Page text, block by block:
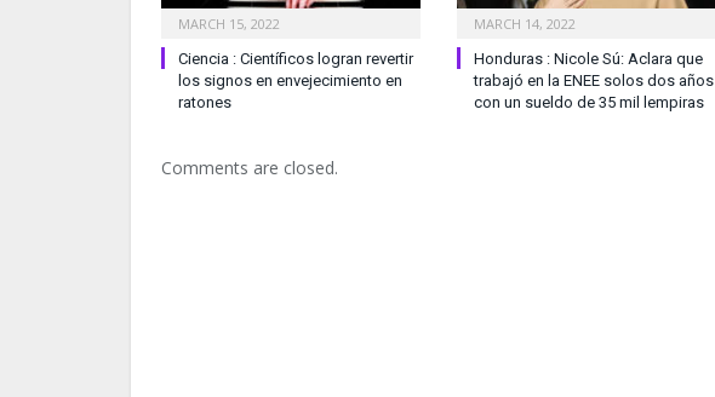
MARCH 15, 2022
Ciencia : Científicos logran revertir
los signos en envejecimiento en
ratones
MARCH 14, 2022
Honduras : Nicole Sú: Aclara que
trabajó en la ENEE solos dos años
con un sueldo de 35 mil lempiras
Comments are closed.